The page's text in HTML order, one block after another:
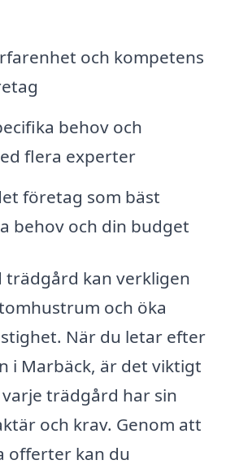
och kompetens
behov och
flera experter
företag som bäst
behov och din budget
trädgård kan verkligen
och öka
När du letar efter
i Marbäck, är det viktigt
trädgård har sin
och krav. Genom att
offerter kan du